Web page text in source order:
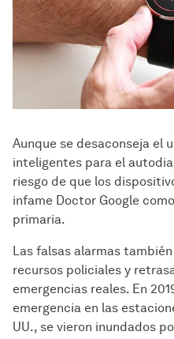
Aunque se desaconseja el
inteligentes para el
riesgo de que los
infame Doctor Google
primaria.
Las falsas alarmas
recursos policiales y
emergencias reales. En
emergencia en las
UU., se vieron inundados